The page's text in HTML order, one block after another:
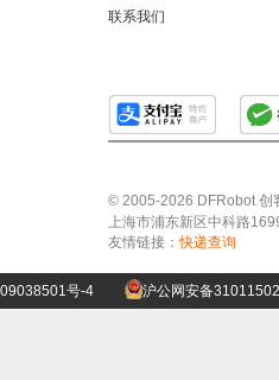
联系我们
© 2005-2026 DFRobot 创
上海市浦东新区中科路
友情链接：快递查询
号-4 沪公网安备